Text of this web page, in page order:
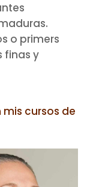
o primers
finas y
mis cursos de